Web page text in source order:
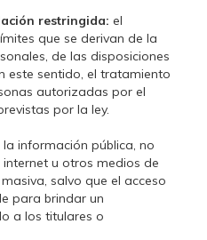
restringida: el
que se derivan de la
de las disposiciones
este sentido, el tratamiento
autorizadas por el
por la ley.
información pública, no
u otros medios de
salvo que el acceso
para brindar un
a los titulares o